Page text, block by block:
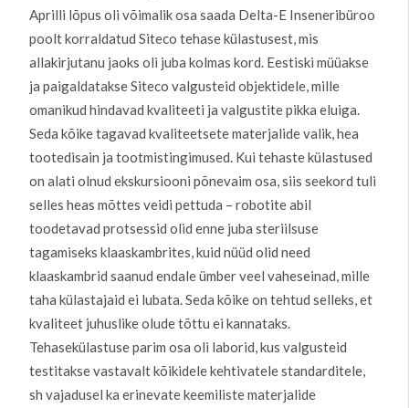
Aprilli lõpus oli võimalik osa saada Delta-E Inseneribüroo
poolt korraldatud Siteco tehase külastusest, mis
allakirjutanu jaoks oli juba kolmas kord. Eestiski müüakse
ja paigaldatakse Siteco valgusteid objektidele, mille
omanikud hindavad kvaliteeti ja valgustite pikka eluiga.
Seda kõike tagavad kvaliteetsete materjalide valik, hea
tootedisain ja tootmistingimused. Kui tehaste külastused
on alati olnud ekskursiooni põnevaim osa, siis seekord tuli
selles heas mõttes veidi pettuda – robotite abil
toodetavad protsessid olid enne juba steriilsuse
tagamiseks klaaskambrites, kuid nüüd olid need
klaaskambrid saanud endale ümber veel vaheseinad, mille
taha külastajaid ei lubata. Seda kõike on tehtud selleks, et
kvaliteet juhuslike olude tõttu ei kannataks.
Tehasekülastuse parim osa oli laborid, kus valgusteid
testitakse vastavalt kõikidele kehtivatele standarditele,
sh vajadusel ka erinevate keemiliste materjalide